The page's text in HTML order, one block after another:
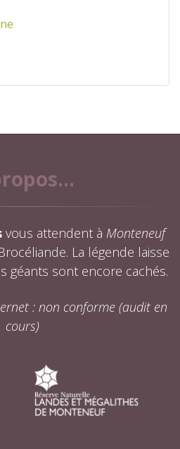
vous attendent à Monteneuf
La légende laisse
géants sont encore cachés.
: non conforme (audit en
cours)